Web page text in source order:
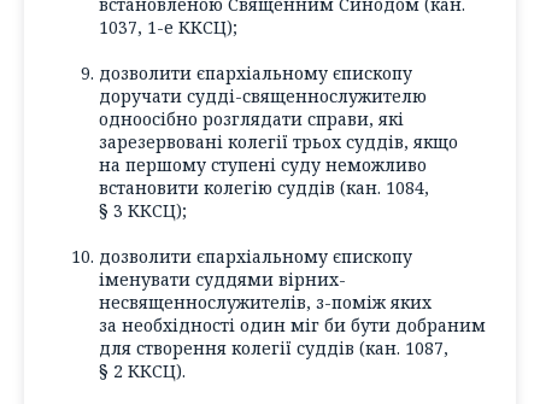
1037, 1-е ККСЦ);
дозволити єпархіальному єпископу
доручати судді-священнослужителю
одноосібно розглядати справи, які
зарезервовані колегії трьох суддів, якщо
на першому ступені суду неможливо
встановити колегію суддів (кан. 1084,
§ 3 ККСЦ);
дозволити єпархіальному єпископу
іменувати суддями вірних-
несвященнослужителів, з-поміж яких
за необхідності один міг би бути добраним
для створення колегії суддів (кан. 1087,
§ 2 ККСЦ).